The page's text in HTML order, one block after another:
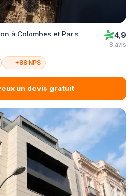
à Colombes et Paris 4,9
8 avis
+88 NPS
un devis gratuit